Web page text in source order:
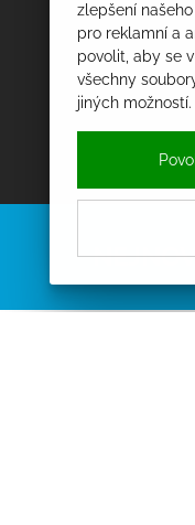
zlepšení
pro reklamní a
povolit, aby se
všechny
jiných